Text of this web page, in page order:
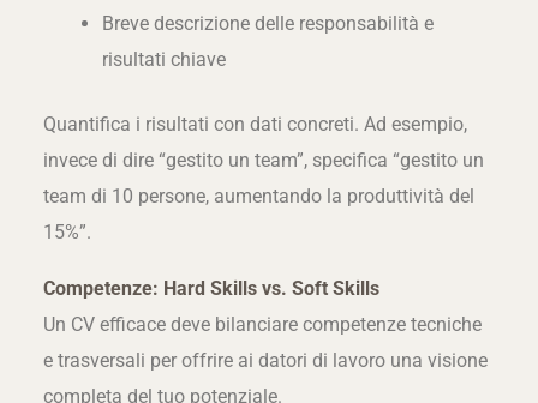
Breve descrizione delle responsabilità e
risultati chiave
Quantifica i risultati con dati concreti. Ad esempio,
invece di dire “gestito un team”, specifica “gestito un
team di 10 persone, aumentando la produttività del
15%”.
Competenze: Hard Skills vs. Soft Skills
Un CV efficace deve bilanciare competenze tecniche
e trasversali per offrire ai datori di lavoro una visione
completa del tuo potenziale.